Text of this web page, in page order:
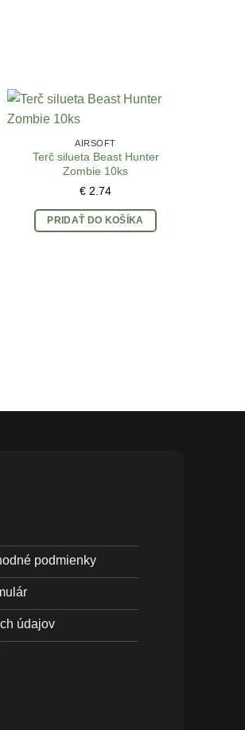
AIRSOFT
Terč silueta Beast Hunter
Zombie 10ks
€ 2.74
PRIDAŤ DO KOŠÍKA
podmienky
údajov